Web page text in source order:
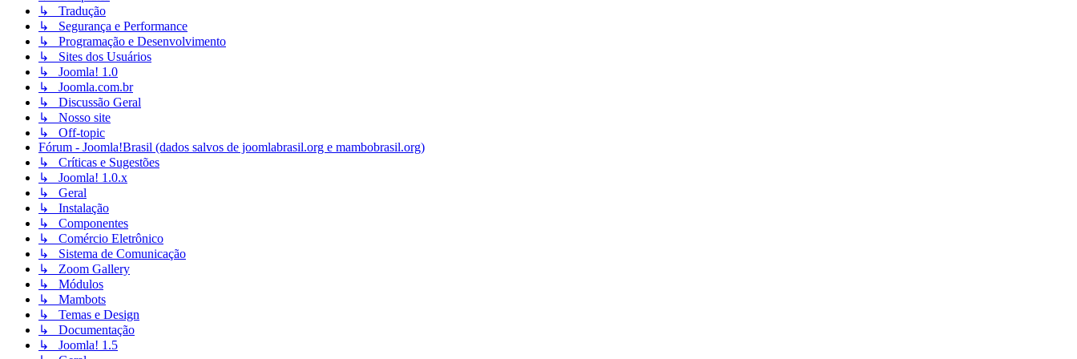
↳ Tradução
↳ Segurança e Performance
↳ Programação e Desenvolvimento
↳ Sites dos Usuários
↳ Joomla! 1.0
↳ Joomla.com.br
↳ Discussão Geral
↳ Nosso site
↳ Off-topic
Fórum - Joomla!Brasil (dados salvos de joomlabrasil.org e mambobrasil.org)
↳ Críticas e Sugestões
↳ Joomla! 1.0.x
↳ Geral
↳ Instalação
↳ Componentes
↳ Comércio Eletrônico
↳ Sistema de Comunicação
↳ Zoom Gallery
↳ Módulos
↳ Mambots
↳ Temas e Design
↳ Documentação
↳ Joomla! 1.5